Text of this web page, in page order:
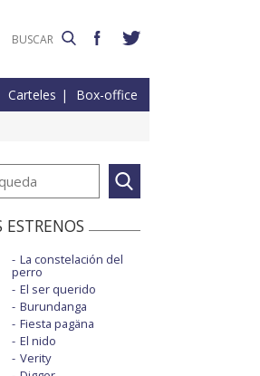
Carteles Box-office
ESTRENOS
La constelación del
perro
El ser querido
Burundanga
Fiesta pagäna
El nido
Verity